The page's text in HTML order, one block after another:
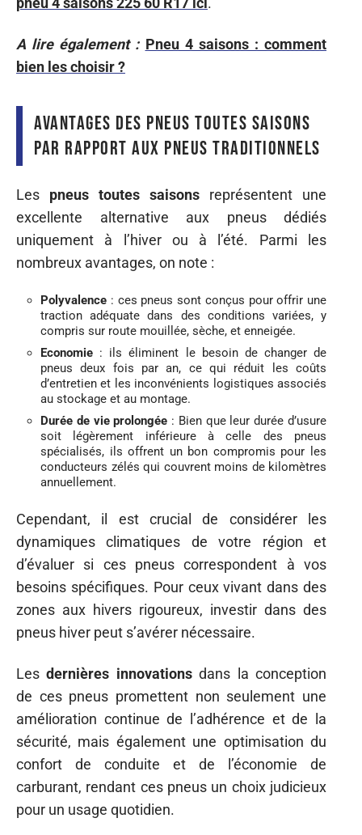
A lire également : Pneu 4 saisons : comment
bien les choisir ?
Avantages des pneus toutes saisons
par rapport aux pneus traditionnels
Les pneus toutes saisons représentent une
excellente alternative aux pneus dédiés
uniquement à l’hiver ou à l’été. Parmi les
nombreux avantages, on note :
Polyvalence : ces pneus sont conçus pour offrir une
traction adéquate dans des conditions variées, y
compris sur route mouillée, sèche, et enneigée.
Economie : ils éliminent le besoin de changer de
pneus deux fois par an, ce qui réduit les coûts
d’entretien et les inconvénients logistiques associés
au stockage et au montage.
Durée de vie prolongée : Bien que leur durée d’usure
soit légèrement inférieure à celle des pneus
spécialisés, ils offrent un bon compromis pour les
conducteurs zélés qui couvrent moins de kilomètres
annuellement.
Cependant, il est crucial de considérer les
dynamiques climatiques de votre région et
d’évaluer si ces pneus correspondent à vos
besoins spécifiques. Pour ceux vivant dans des
zones aux hivers rigoureux, investir dans des
pneus hiver peut s’avérer nécessaire.
Lesdernières innovationsdans la conception
de ces pneus promettent non seulement une
amélioration continue de l’adhérence et de la
sécurité, mais également une optimisation du
confort de conduite et de l’économie de
carburant, rendant ces pneus un choix judicieux
pour un usage quotidien.